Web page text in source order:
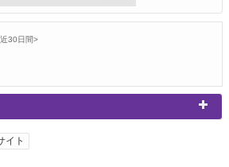
30日間>
イト